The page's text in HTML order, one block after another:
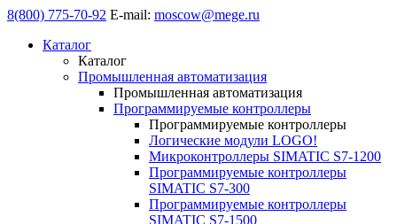
8(800) 775-70-92 E-mail: moscow@mege.ru
Каталог
Каталог
Промышленная автоматизация
Промышленная автоматизация
Программируемые контроллеры
Программируемые контроллеры
Логические модули LOGO!
Микроконтроллеры SIMATIC S7-1200
Программируемые контроллеры
SIMATIC S7-300
Программируемые контроллеры
SIMATIC S7-1500